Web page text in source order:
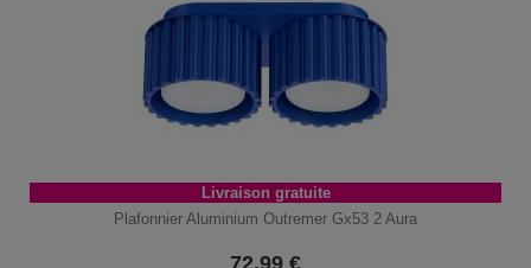
Livraison gratuite
Plafonnier Aluminium Outremer Gx53 2 Aura
72,99 €